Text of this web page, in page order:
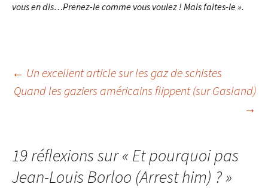
vous en dis…Prenez-le comme vous voulez ! Mais faites-le ».
Navigation
articles
← Un excellent article sur les gaz de schistes
Quand les gaziers américains flippent (sur Gasland)
→
19 réflexions sur « Et pourquoi pas
Jean-Louis Borloo (Arrest him) ?»